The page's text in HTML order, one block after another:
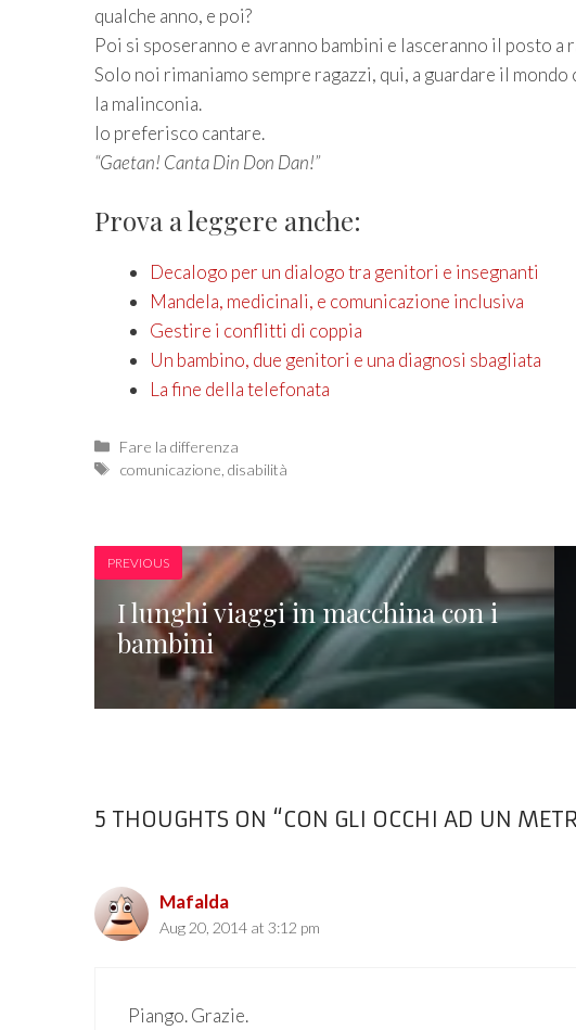
qualche anno, e poi?
Poi si sposeranno e avranno bambini e lasceranno il posto a
Solo noi rimaniamo sempre ragazzi, qui, a guardare il
la malinconia.
Io preferisco cantare.
“Gaetan! Canta Din Don Dan!”
Prova a leggere anche:
Decalogo per un dialogo tra genitori e insegnanti
Mandela, medicinali, e comunicazione inclusiva
Gestire i conflitti di coppia
Un bambino, due genitori e una diagnosi sbagliata
La fine della telefonata
Categories
Fare la differenza
Tags
comunicazione ,disabilità
PREVIOUS
I lunghi viaggi in macchina con i
bambini
5 THOUGHTS ON “CON GLI OCCHI AD UN
Mafalda
Aug 20, 2014 at 3:12 pm
Piango. Grazie.